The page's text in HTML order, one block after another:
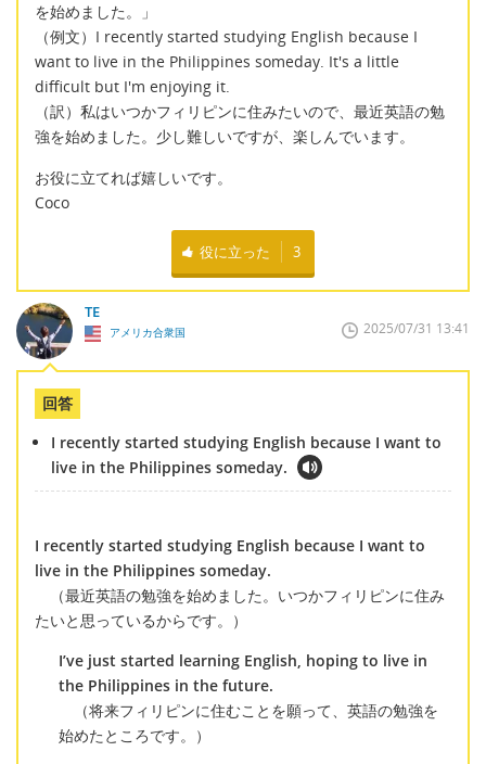
を始めました。」
（例文）I recently started studying English because I
want to live in the Philippines someday. It's a little
difficult but I'm enjoying it.
（訳）私はいつかフィリピンに住みたいので、最近英語の勉
強を始めました。少し難しいですが、楽しんでいます。
お役に立てれば嬉しいです。
Coco
役に立った 3
TE
アメリカ合衆国 2025/07/31 13:41
回答
I recently started studying English because I want to
live in the Philippines someday.
I recently started studying English because I want to
live in the Philippines someday.
（最近英語の勉強を始めました。いつかフィリピンに住み
たいと思っているからです。）
I’ve just started learning English, hoping to live in
the Philippines in the future.
（将来フィリピンに住むことを願って、英語の勉強を
始めたところです。）